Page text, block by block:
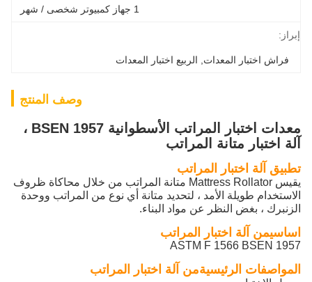
إبراز:
فراش اختبار المعدات, الربيع اختبار المعدات
وصف المنتج
معدات اختبار المراتب الأسطوانية BSEN 1957 ،
آلة اختبار متانة المراتب
تطبيق آلة اختبار المراتب
يقيس Mattress Rollator متانة المراتب من خلال محاكاة ظروف
الاستخدام طويلة الأمد ، لتحديد متانة أي نوع من المراتب ووحدة
الزنبرك ، بغض النظر عن مواد البناء.
اساسيمن آلة اختبار المراتب
ASTM F 1566 BSEN 1957
المواصفات الرئيسيةمن آلة اختبار المراتب